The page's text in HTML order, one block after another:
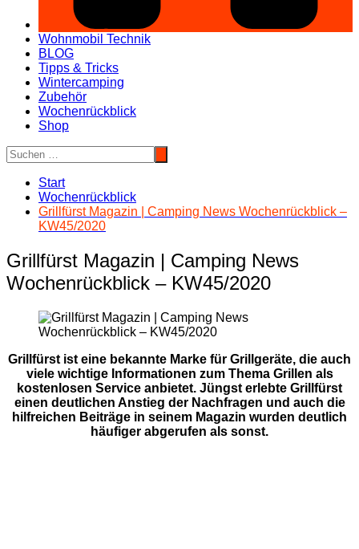
Wohnmobil Technik
BLOG
Tipps & Tricks
Wintercamping
Zubehör
Wochenrückblick
Shop
Start
Wochenrückblick
Grillfürst Magazin | Camping News Wochenrückblick –
KW45/2020
Grillfürst Magazin | Camping News
Wochenrückblick – KW45/2020
Grillfürst ist eine bekannte Marke für Grillgeräte, die auch
viele wichtige Informationen zum Thema Grillen als
kostenlosen Service anbietet. Jüngst erlebte Grillfürst
einen deutlichen Anstieg der Nachfragen und auch die
hilfreichen Beiträge in seinem Magazin wurden deutlich
häufiger abgerufen als sonst.